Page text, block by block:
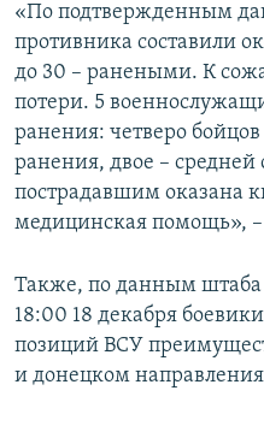
«По подтвержденным
противника составили
до 30 – ранеными. К
потери. 5
ранения: четверо
ранения, двое –
пострадавшим оказана
медицинская помощь»,
Также, по данным штаба
18:00 18 декабря
позиций ВСУ
и донецком